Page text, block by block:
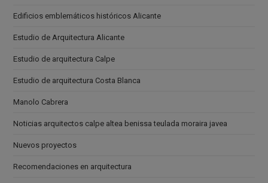
Edificios emblemáticos históricos Alicante
Estudio de Arquitectura Alicante
Estudio de arquitectura Calpe
Estudio de arquitectura Costa Blanca
Manolo Cabrera
Noticias arquitectos calpe altea benissa teulada moraira javea
Nuevos proyectos
Recomendaciones en arquitectura